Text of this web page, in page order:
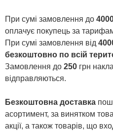
При сумі замовлення до
оплачує покупець за
При сумі замовлення від
безкоштовно по всій
Замовлення до 250 грн
відправляються.
Безкоштовна доставка
асортимент, за винятком
акції, а також товарів, що